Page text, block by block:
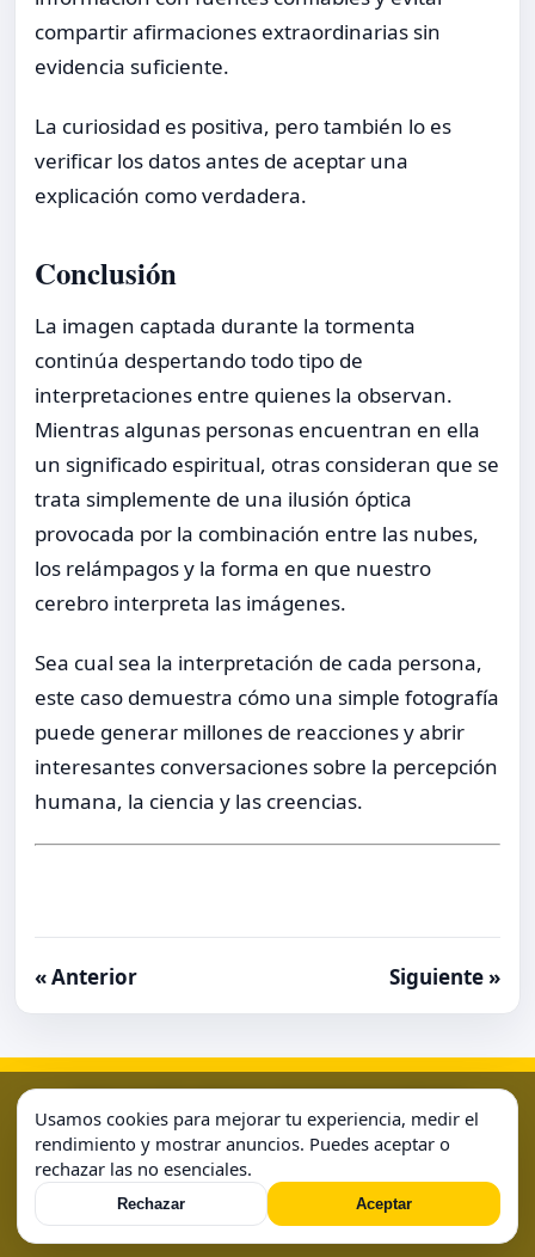
compartir afirmaciones extraordinarias sin
evidencia suficiente.
La curiosidad es positiva, pero también lo es
verificar los datos antes de aceptar una
explicación como verdadera.
Conclusión
La imagen captada durante la tormenta
continúa despertando todo tipo de
interpretaciones entre quienes la observan.
Mientras algunas personas encuentran en ella
un significado espiritual, otras consideran que se
trata simplemente de una ilusión óptica
provocada por la combinación entre las nubes,
los relámpagos y la forma en que nuestro
cerebro interpreta las imágenes.
Sea cual sea la interpretación de cada persona,
este caso demuestra cómo una simple fotografía
puede generar millones de reacciones y abrir
interesantes conversaciones sobre la percepción
humana, la ciencia y las creencias.
« Anterior Siguiente »
Política de CookiesPolítica de PrivacidadSample Page
Sample Page
© 2026 . Todos los derechos reservados.
Usamos cookies para mejorar tu experiencia, medir el
rendimiento y mostrar anuncios. Puedes aceptar o
rechazar las no esenciales.
Rechazar Aceptar